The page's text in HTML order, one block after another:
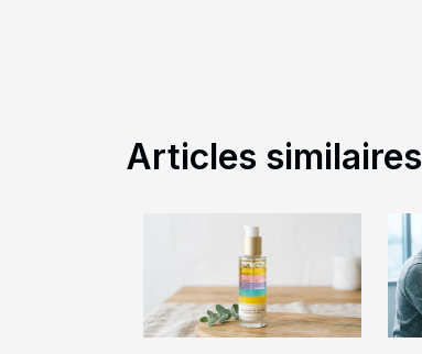
Articles similaires